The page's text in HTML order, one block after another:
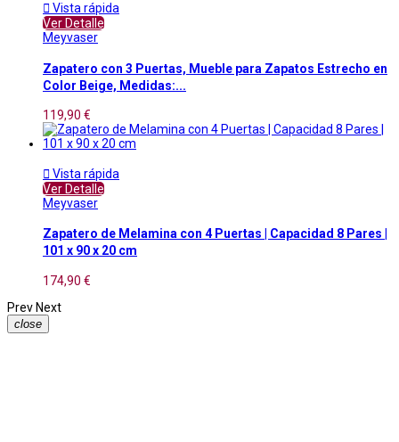
 Vista rápida
Ver Detalle
Meyvaser
Zapatero con 3 Puertas, Mueble para Zapatos Estrecho en
Color Beige, Medidas:...
119,90 €
 Vista rápida
Ver Detalle
Meyvaser
Zapatero de Melamina con 4 Puertas | Capacidad 8 Pares |
101 x 90 x 20 cm
174,90 €
Prev Next
close